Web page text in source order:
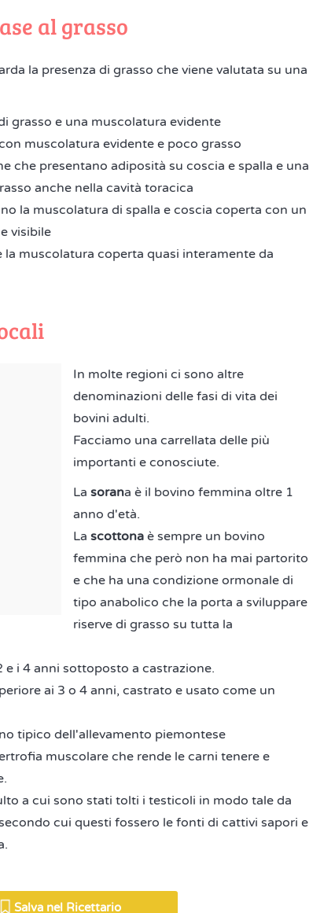
al grasso
la presenza di grasso che viene valutata su una
grasso e una muscolatura evidente
muscolatura evidente e poco grasso
che presentano adiposità su coscia e spalla e una
anche nella cavità toracica
la muscolatura di spalla e coscia coperta con un
visibile
la muscolatura coperta quasi interamente da
In molte regioni ci sono altre
denominazioni delle fasi di vita dei
bovini adulti.
Facciamo una carrellata delle più
importanti e conosciute.
La sorana è il bovino femmina oltre 1
anno d'età.
La scottona è sempre un bovino
femmina che però non ha mai partorito
e che ha una condizione ormonale di
tipo anabolico che la porta a sviluppare
riserve di grasso su tutta la
e i 4 anni sottoposto a castrazione.
ai 3 o 4 anni, castrato e usato come un
tipico dell'allevamento piemontese
muscolare che rende le carni tenere e
a cui sono stati tolti i testicoli in modo tale da
cui questi fossero le fonti di cattivi sapori e
Salva nel Ricettario